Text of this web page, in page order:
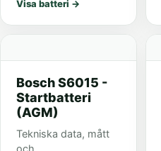
Visa batteri →
Bosch S6015 -
Startbatteri
(AGM)
Tekniska data, mått